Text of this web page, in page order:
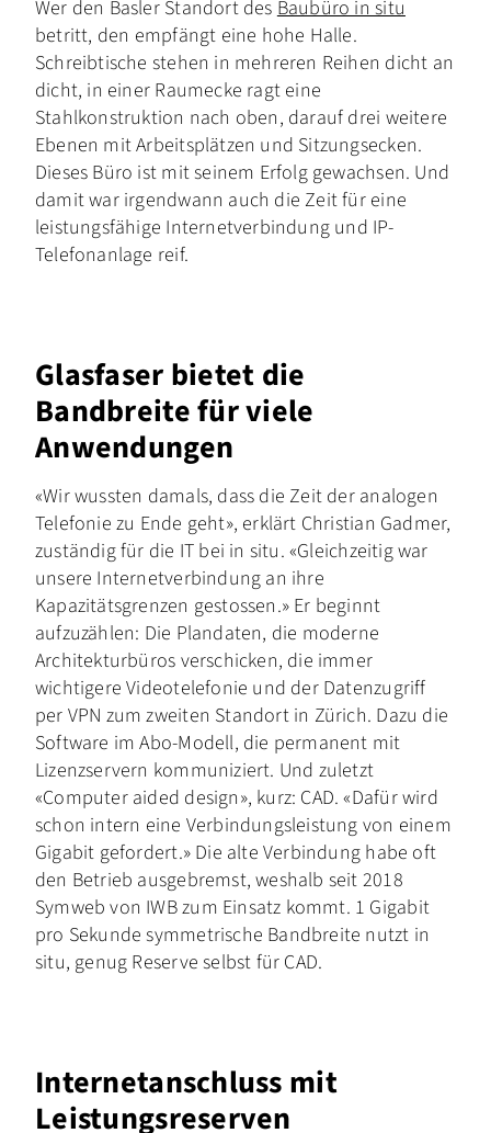
Wer den Basler Standort des Baubüro in situ
betritt, den empfängt eine hohe Halle.
Schreibtische stehen in mehreren Reihen dicht an
dicht, in einer Raumecke ragt eine
Stahlkonstruktion nach oben, darauf drei weitere
Ebenen mit Arbeitsplätzen und Sitzungsecken.
Dieses Büro ist mit seinem Erfolg gewachsen. Und
damit war irgendwann auch die Zeit für eine
leistungsfähige Internetverbindung und IP-
Telefonanlage reif.
Glasfaser bietet die
Bandbreite für viele
Anwendungen
«Wir wussten damals, dass die Zeit der analogen
Telefonie zu Ende geht», erklärt Christian Gadmer,
zuständig für die IT bei in situ. «Gleichzeitig war
unsere Internetverbindung an ihre
Kapazitätsgrenzen gestossen.» Er beginnt
aufzuzählen: Die Plandaten, die moderne
Architekturbüros verschicken, die immer
wichtigere Videotelefonie und der Datenzugriff
per VPN zum zweiten Standort in Zürich. Dazu die
Software im Abo-Modell, die permanent mit
Lizenzservern kommuniziert. Und zuletzt
«Computer aided design», kurz: CAD. «Dafür wird
schon intern eine Verbindungsleistung von einem
Gigabit gefordert.» Die alte Verbindung habe oft
den Betrieb ausgebremst, weshalb seit 2018
Symweb von IWB zum Einsatz kommt. 1 Gigabit
pro Sekunde symmetrische Bandbreite nutzt in
situ, genug Reserve selbst für CAD.
Internetanschluss mit
Leistungsreserven